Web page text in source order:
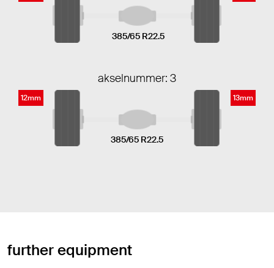
385/65 R22.5
akselnummer: 3
12mm
385/65 R22.5
13mm
further equipment